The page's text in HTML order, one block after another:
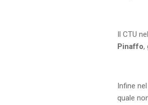
Il CTU
Pinaffo,
Infine
quale